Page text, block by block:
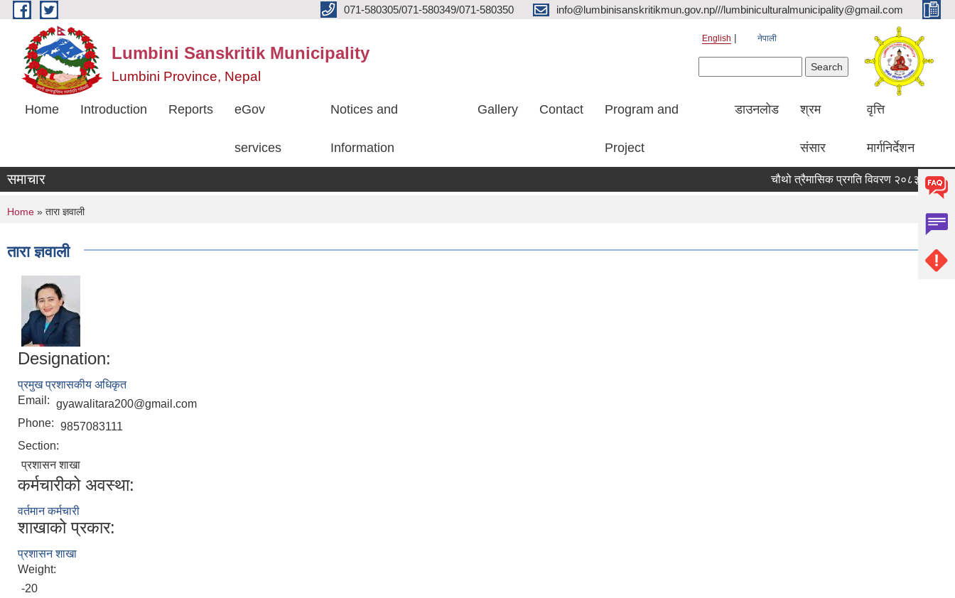
Skip to main content 071-580305/071-580349/071-580350 info@lumbinisanskritikmun.gov.np///lumbiniculturalmunicipality@gmail.com
Lumbini Sanskritik Municipality
Lumbini Province, Nepal
English नेपाली
Home Introduction Reports eGov
services
Notices and
Information
Gallery Contact Program and
Project
डाउनलोड श्रम
संसार
वृत्ति
मार्गनिर्देशन
समाचार चौथो त्रैमासिक प्रगति विवरण २०८३ ।
You are here
Home » तारा ज्ञवाली
तारा ज्ञवाली
Designation:
प्रमुख प्रशासकीय अधिकृत
Email: gyawalitara200@gmail.com
Phone: 9857083111
Section:
प्रशासन शाखा
कर्मचारीको अवस्था:
वर्तमान कर्मचारी
शाखाको प्रकार:
प्रशासन शाखा
Weight:
-20